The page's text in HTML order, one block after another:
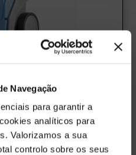
Navegação
para garantir a
analíticos para
Valorizamos a sua
controlo sobre os seus
Agora